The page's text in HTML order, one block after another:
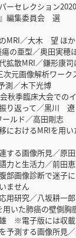
ーセレクション
編集委員会 選
MRI／大木 望 ほか
の亜型／奥田実穂
拡散MRI／鎌形康司
元画像解析ワーク
測／木下光博
秋季臨床大会での
り返って／黒川 遼
ルド／高田剛志
におけるMRIを用
する画像所見／原
力と生活力／前田
部画像診断で迷子
ません
用研究／八坂耕一
いた肺癌の壁側胸
※電子版には収
予測する画像所見